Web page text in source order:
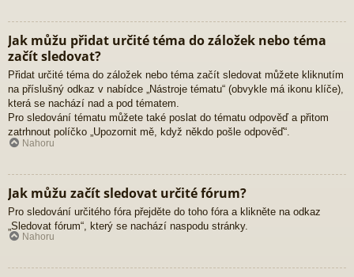
Jak můžu přidat určité téma do záložek nebo téma
začít sledovat?
Přidat určité téma do záložek nebo téma začít sledovat můžete kliknutím
na příslušný odkaz v nabídce „Nástroje tématu“ (obvykle má ikonu klíče),
která se nachází nad a pod tématem.
Pro sledování tématu můžete také poslat do tématu odpověď a přitom
zatrhnout políčko „Upozornit mě, když někdo pošle odpověď“.
Nahoru
Jak můžu začít sledovat určité fórum?
Pro sledování určitého fóra přejděte do toho fóra a klikněte na odkaz
„Sledovat fórum“, který se nachází naspodu stránky.
Nahoru